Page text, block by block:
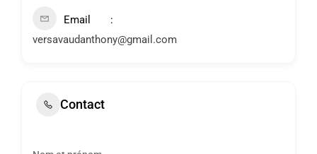
Email
versavaudanthony@gmail.com
Contact